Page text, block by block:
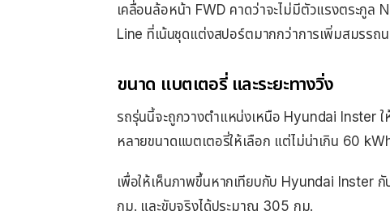
เคลื่อนล้อหน้า FWD คาดว่าจะไม่มีตัวแรงตระกูล
Line ที่เน้นชุดแต่งสปอร์ตมากกว่าการเพิ่มสมรรถน
ขนาด แบตเตอรี่ และระยะทางวิ่ง
รถรุ่นนี้จะถูกวางตำแหน่งเหนือ Hyundai Inster
หลายขนาดแบตเตอรี่ให้เลือก แต่ไม่น่าเกิน 60
เพื่อให้เห็นภาพขึ้นหากเทียบกับ Hyundai Inster
กม. และขับจริงได้ประมาณ 305 กม.